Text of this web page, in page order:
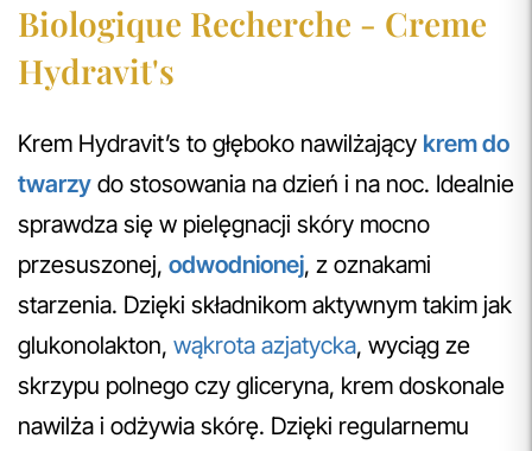
Biologique Recherche - Creme
Hydravit's
Krem Hydravit’s to głęboko nawilżający krem do
twarzy do stosowania na dzień i na noc. Idealnie
sprawdza się w pielęgnacji skóry mocno
przesuszonej, odwodnionej, z oznakami
starzenia. Dzięki składnikom aktywnym takim jak
glukonolakton, wąkrota azjatycka, wyciąg ze
skrzypu polnego czy gliceryna, krem doskonale
nawilża i odżywia skórę. Dzięki regularnemu